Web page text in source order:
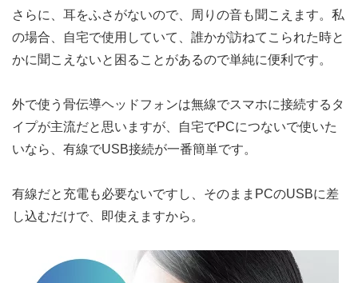
さらに、耳をふさがないので、周りの音も聞こえます。私
の場合、自宅で使用していて、誰かが訪ねてこられた時と
かに聞こえないと困ることがあるので単純に便利です。
外で使う骨伝導ヘッドフォンは無線でスマホに接続するタ
イプが主流だと思いますが、自宅でPCにつないで使いた
いなら、有線でUSB接続が一番簡単です。
有線だと充電も必要ないですし、そのままPCのUSBに差
し込むだけで、即使えますから。